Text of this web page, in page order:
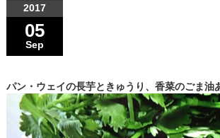
2017
05
Sep
パン・ウェイの長芋ときゅうり、香菜のごま油